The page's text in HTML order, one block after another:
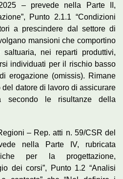
– prevede nella Parte II,
Punto 2.1.1 “Condizioni
a prescindere dal settore di
mansioni che comportino
nei reparti produttivi,
individuati per il rischio basso
erogazione (omissis). Rimane
del datore di lavoro di assicurare
secondo le risultanze della
– Rep. atti n. 59/CSR del
nella Parte IV, rubricata
per la progettazione,
dei corsi”, Punto 1.2 “Analisi